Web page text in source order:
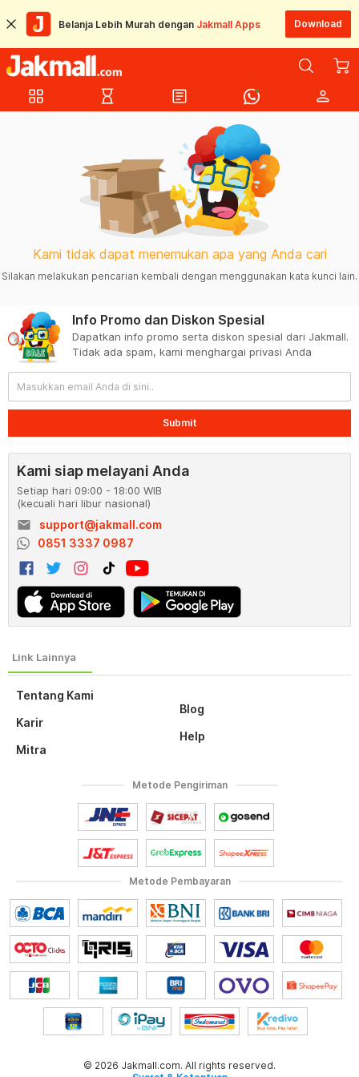
Belanja Lebih Murah dengan Jakmall Apps Download
grid_view hourglass_empty article person
Kami tidak dapat menemukan apa yang Anda cari
Silakan melakukan pencarian kembali dengan menggunakan kata kunci lain.
Tentang Kami
Karir
Mitra
Blog
Help
Info Promo dan Diskon Spesial
Dapatkan info promo serta diskon spesial dari Jakmall.
Tidak ada spam, kami menghargai privasi Anda
Submit
Kami siap melayani Anda
Setiap hari 09:00 - 18:00 WIB
(kecuali hari libur nasional)
email
support@jakmall.com
0851 3337 0987
Metode Pembayaran
Metode Pengiriman
© 2026 Jakmall.com. All rights reserved.